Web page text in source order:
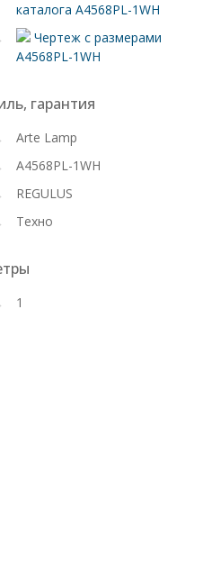
каталога A4568PL-1WH
Чертеж с размерами
A4568PL-1WH
гарантия
Arte Lamp
A4568PL-1WH
REGULUS
Техно
1